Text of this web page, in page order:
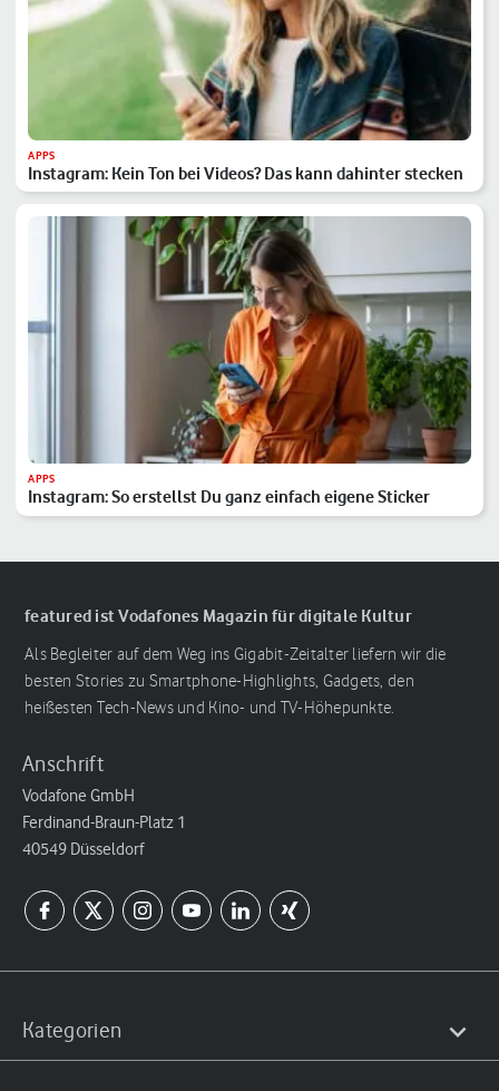
APPS
Instagram: Kein Ton bei Videos? Das kann dahinter stecken
APPS
Instagram: So erstellst Du ganz einfach eigene Sticker
featured ist Vodafones Magazin für digitale Kultur
Als Begleiter auf dem Weg ins Gigabit-Zeitalter liefern wir die
besten Stories zu Smartphone-Highlights, Gadgets, den
heißesten Tech-News und Kino- und TV-Höhepunkte.
Anschrift
Vodafone GmbH
Ferdinand-Braun-Platz 1
40549 Düsseldorf
Kategorien